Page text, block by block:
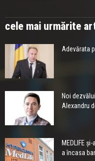
cele mai urmărite
Adevărata
Noi
Alexandru
MEDLIFE
a încasa